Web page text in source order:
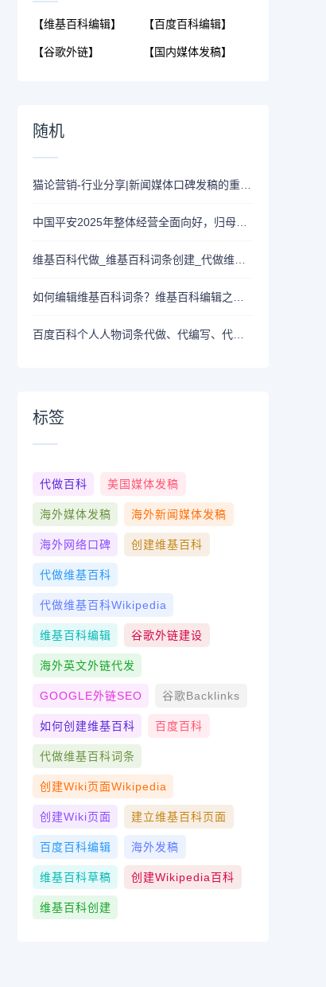
【维基百科编辑】
【谷歌外链】
【百度百科编辑】
【国内媒体发稿】
随机
标签
代做百科 美国媒体发稿
海外媒体发稿 海外新闻媒体发稿
海外网络口碑 创建维基百科
代做维基百科
代做维基百科wikipedia
维基百科编辑 谷歌外链建设
海外英文外链代发
GOOGLE外链SEO 谷歌Backlinks
如何创建维基百科 百度百科
代做维基百科词条
创建wiki页面Wikipedia
创建wiki页面 建立维基百科页面
百度百科编辑 海外发稿
维基百科草稿 创建Wikipedia百科
维基百科创建